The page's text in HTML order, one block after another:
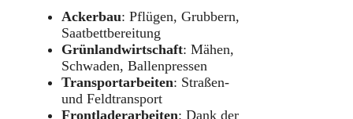
Ackerbau: Pflügen, Grubbern,
Saatbettbereitung
Grünlandwirtschaft: Mähen,
Schwaden, Ballenpressen
Transportarbeiten: Straßen-
und Feldtransport
Frontladerarbeiten: Dank der